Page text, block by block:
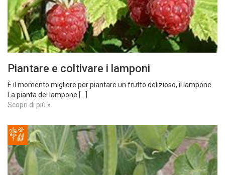
Piantare e coltivare i lamponi
È il momento migliore per piantare un frutto delizioso, il lampone.
La pianta del lampone [...]
Scopri di più »